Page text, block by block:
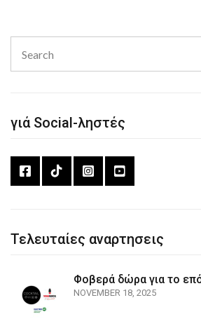
for:
γιά Social-ληστές
Τελευταίες αναρτησεις
Φοβερά δώρα για το
NOVEMBER 18, 2025